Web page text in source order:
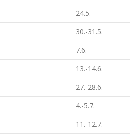
24.5.
30.-31.5.
7.6.
13.-14.6.
27.-28.6.
4.-5.7.
11.-12.7.